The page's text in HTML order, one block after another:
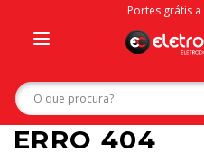
Portes grátis
navigation
ERRO 404